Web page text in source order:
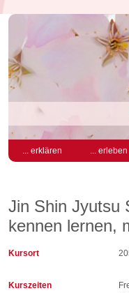
... erklären ... erleben
(aktiv)
Jin Shin Jyutsu
kennen lernen,
Kursort
Kurszeiten